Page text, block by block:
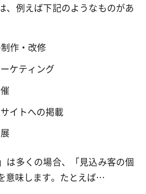
、例えば下記のようなものがあ
作・改修
ケティング
イトへの掲載
は多くの場合、「見込み客の個
意味します。たとえば…